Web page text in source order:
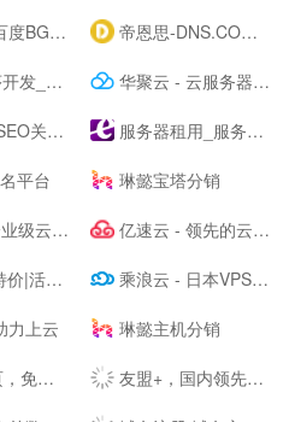
用托管服务中心！ 帝恩思-DNS.COM：DNS综合服务提供商-免费DNS解析-云解析-高防CDN-DNS劫持-SSL证书-网站劫持检测-宕机监控-云服务器ECS
开发 - ⎛赤七互联⎞ 华聚云 - 云服务器租用提供商
平台「推否SEO」 服务器租用_服务器托管_虚拟主机_云主机_vps-紫田网络
平台 琳懿宝塔分销
用托管服务提供商 亿速云 - 领先的云服务器、高防服务器、香港服务器云计算服务商！
服务器产品 - 飞凤互联 乘浪云 - 日本VPS_美国VPS_香港云主机_美国服务器_Linode日本东京
力上云 琳懿主机分销
机管理系统面板 友盟+，国内领先的开发者服务及数据智能服务商